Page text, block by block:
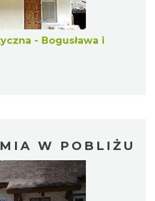
- Bogusława i
W POBLIŻU